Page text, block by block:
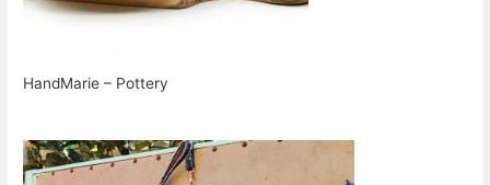
HandMarie – Pottery